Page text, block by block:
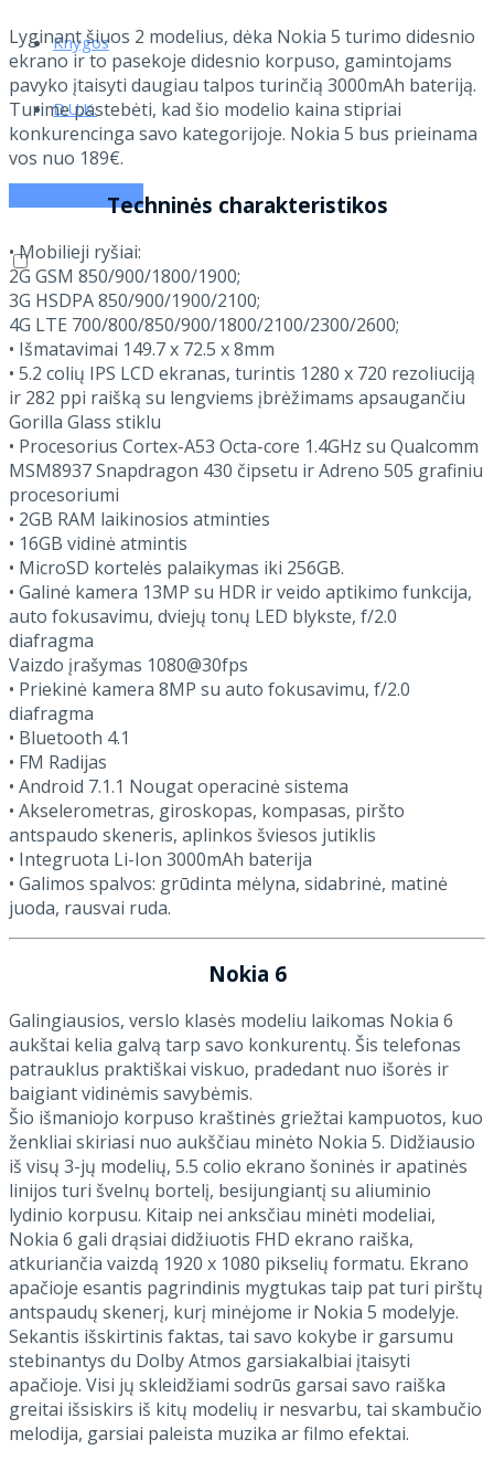
Knygos
D.U.K.
PRENUMERUOK
Lyginant šiuos 2 modelius, dėka Nokia 5 turimo didesnio
ekrano ir to pasekoje didesnio korpuso, gamintojams
pavyko įtaisyti daugiau talpos turinčią 3000mAh bateriją.
Turime pastebėti, kad šio modelio kaina stipriai
konkurencinga savo kategorijoje. Nokia 5 bus prieinama
vos nuo 189€.
Techninės charakteristikos
• Mobilieji ryšiai:
2G GSM 850/900/1800/1900;
3G HSDPA 850/900/1900/2100;
4G LTE 700/800/850/900/1800/2100/2300/2600;
• Išmatavimai 149.7 x 72.5 x 8mm
• 5.2 colių IPS LCD ekranas, turintis 1280 x 720 rezoliuciją
ir 282 ppi raišką su lengviems įbrėžimams apsaugančiu
Gorilla Glass stiklu
• Procesorius Cortex-A53 Octa-core 1.4GHz su Qualcomm
MSM8937 Snapdragon 430 čipsetu ir Adreno 505 grafiniu
procesoriumi
• 2GB RAM laikinosios atminties
• 16GB vidinė atmintis
• MicroSD kortelės palaikymas iki 256GB.
• Galinė kamera 13MP su HDR ir veido aptikimo funkcija,
auto fokusavimu, dviejų tonų LED blykste, f/2.0
diafragma
Vaizdo įrašymas 1080@30fps
• Priekinė kamera 8MP su auto fokusavimu, f/2.0
diafragma
• Bluetooth 4.1
• FM Radijas
• Android 7.1.1 Nougat operacinė sistema
• Akselerometras, giroskopas, kompasas, piršto
antspaudo skeneris, aplinkos šviesos jutiklis
• Integruota Li-Ion 3000mAh baterija
• Galimos spalvos: grūdinta mėlyna, sidabrinė, matinė
juoda, rausvai ruda.
Nokia 6
Galingiausios, verslo klasės modeliu laikomas Nokia 6
aukštai kelia galvą tarp savo konkurentų. Šis telefonas
patrauklus praktiškai viskuo, pradedant nuo išorės ir
baigiant vidinėmis savybėmis.
Šio išmaniojo korpuso kraštinės griežtai kampuotos, kuo
ženkliai skiriasi nuo aukščiau minėto Nokia 5. Didžiausio
iš visų 3-jų modelių, 5.5 colio ekrano šoninės ir apatinės
linijos turi švelnų bortelį, besijungiantį su aliuminio
lydinio korpusu. Kitaip nei anksčiau minėti modeliai,
Nokia 6 gali drąsiai didžiuotis FHD ekrano raiška,
atkuriančia vaizdą 1920 x 1080 pikselių formatu. Ekrano
apačioje esantis pagrindinis mygtukas taip pat turi pirštų
antspaudų skenerį, kurį minėjome ir Nokia 5 modelyje.
Sekantis išskirtinis faktas, tai savo kokybe ir garsumu
stebinantys du Dolby Atmos garsiakalbiai įtaisyti
apačioje. Visi jų skleidžiami sodrūs garsai savo raiška
greitai išsiskirs iš kitų modelių ir nesvarbu, tai skambučio
melodija, garsiai paleista muzika ar filmo efektai.